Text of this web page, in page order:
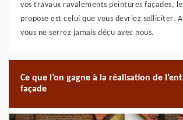
vos travaux ravalements peintures façades, le
propose est celui que vous devriez solliciter.
vous ne serrez jamais déçu avec nous.
Ce que l’on gagne à la réalisation de
façade